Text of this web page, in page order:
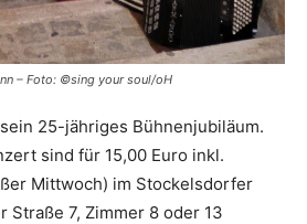
– Foto: ©sing your soul/oH
25-jähriges Bühnenjubiläum.
sind für 15,00 Euro inkl.
Mittwoch) im Stockelsdorfer
Straße 7, Zimmer 8 oder 13